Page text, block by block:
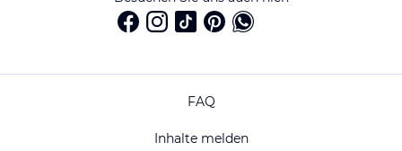
FAQ
Inhalte melden